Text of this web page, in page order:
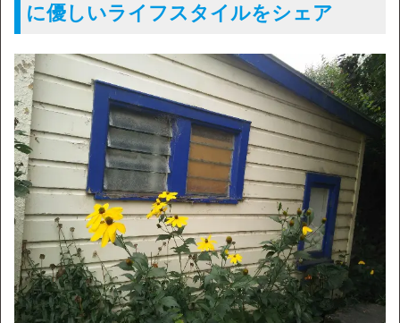
に優しいライフスタイルをシェア